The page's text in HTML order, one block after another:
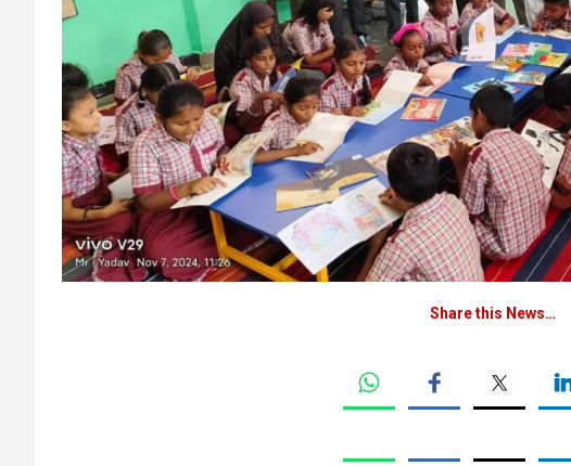
Share this News…